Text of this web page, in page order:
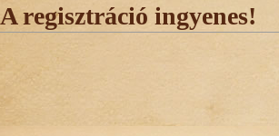
A regisztráció ingyenes!